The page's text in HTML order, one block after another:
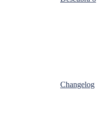
Changelog